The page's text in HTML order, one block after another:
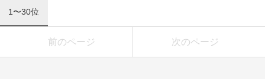
1〜30位
前のページ 次のページ